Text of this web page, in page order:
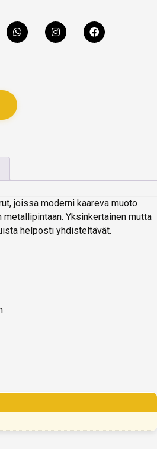
joissa moderni kaareva muoto
Yksinkertainen mutta
helposti yhdisteltävät.